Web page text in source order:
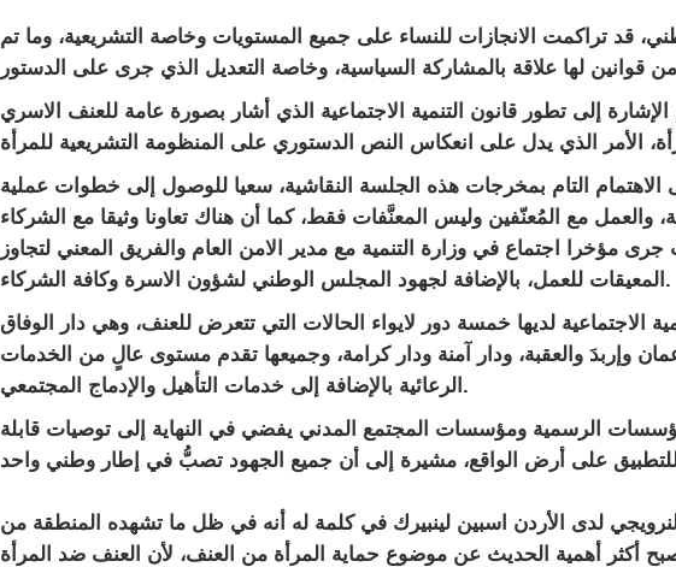
قد تراكمت الانجازات للنساء على جميع المستويات وخاصة التشريعية، وما تم
إلى تطور قانون التنمية الاجتماعية الذي أشار بصورة عامة للعنف الاسري
التام بمخرجات هذه الجلسة النقاشية، سعيا للوصول إلى خطوات عملية
والعمل مع المُعنّفين وليس المعنَّفات فقط، كما أن هناك تعاونا وثيقا مع الشركاء
مؤخرا اجتماع في وزارة التنمية مع مدير الامن العام والفريق المعني لتجاوز
المعيقات للعمل، بالإضافة لجهود المجلس الوطني لشؤون الاسرة وكافة الشركاء.
الاجتماعية لديها خمسة دور لايواء الحالات التي تتعرض للعنف، وهي دار الوفاق
وإربدَ والعقبة، ودار آمنة ودار كرامة، وجميعها تقدم مستوى عالٍ من الخدمات
الرعائية بالإضافة إلى خدمات التأهيل والإدماج المجتمعي.
الرسمية ومؤسسات المجتمع المدني يفضي في النهاية إلى توصيات قابلة
لدى الأردن اسبين لينبيرك في كلمة له أنه في ظل ما تشهده المنطقة من
أكثر أهمية الحديث عن موضوع حماية المرأة من العنف، لأن العنف ضد المرأة